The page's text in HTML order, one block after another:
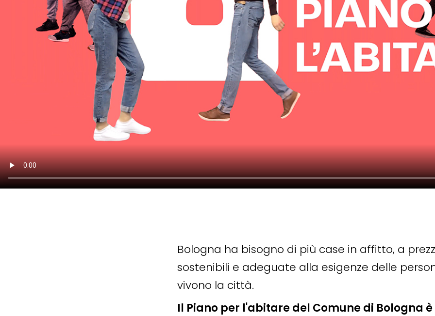
Bologna ha bisogno di più case in affitto, a
sostenibili e adeguate alla esigenze delle
vivono la città.
Il Piano per l'abitare del Comune di Bologna è